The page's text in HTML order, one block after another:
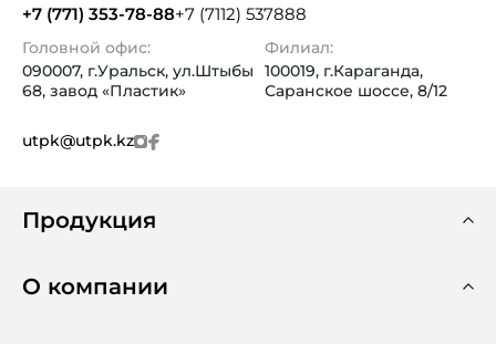
+7 (771) 353-78-88+7 (7112) 537888
Головной офис:
090007, г.Уральск, ул.Штыбы
68, завод «Пластик»
Филиал:
100019, г.Караганда,
Саранское шоссе, 8/12
utpk@utpk.kz
Продукция
О компании